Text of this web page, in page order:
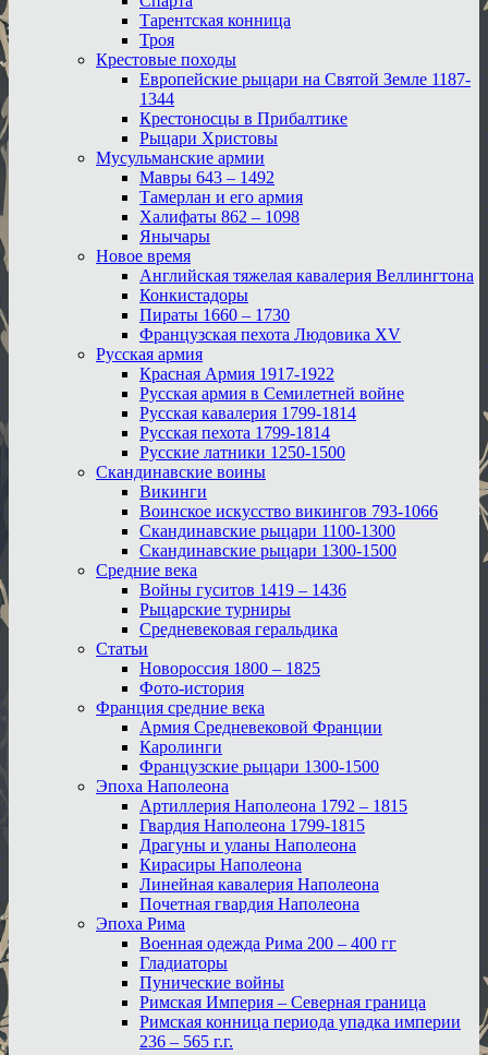
Тарентская конница
Троя
Крестовые походы
Европейские рыцари на Святой Земле 1187-
1344
Крестоносцы в Прибалтике
Рыцари Христовы
Мусульманские армии
Мавры 643 – 1492
Тамерлан и его армия
Халифаты 862 – 1098
Янычары
Новое время
Английская тяжелая кавалерия Веллингтона
Конкистадоры
Пираты 1660 – 1730
Французская пехота Людовика XV
Русская армия
Красная Армия 1917-1922
Русская армия в Семилетней войне
Русская кавалерия 1799-1814
Русская пехота 1799-1814
Русские латники 1250-1500
Скандинавские воины
Викинги
Воинское искусство викингов 793-1066
Скандинавские рыцари 1100-1300
Скандинавские рыцари 1300-1500
Средние века
Войны гуситов 1419 – 1436
Рыцарские турниры
Средневековая геральдика
Статьи
Новороссия 1800 – 1825
Фото-история
Франция средние века
Армия Средневековой Франции
Каролинги
Французские рыцари 1300-1500
Эпоха Наполеона
Артиллерия Наполеона 1792 – 1815
Гвардия Наполеона 1799-1815
Драгуны и уланы Наполеона
Кирасиры Наполеона
Линейная кавалерия Наполеона
Почетная гвардия Наполеона
Эпоха Рима
Военная одежда Рима 200 – 400 гг
Гладиаторы
Пунические войны
Римская Империя – Северная граница
Римская конница периода упадка империи
236 – 565 г.г.